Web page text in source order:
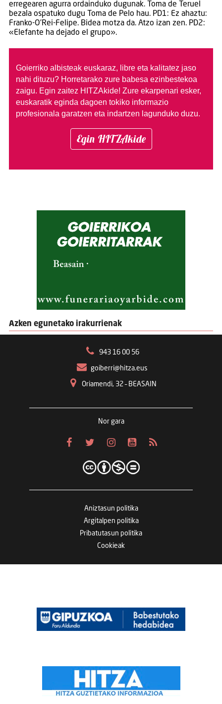
erregearen agurra ordainduko dugunak. Toma de Teruel
bezala ospatuko dugu Toma de Pelo hau. PD1: Ez ahaztu:
Franko-O’Rei-Felipe. Bidea motza da. Atzo izan zen. PD2:
«Elefante ha dejado el grupo».
Goierriko albisteak euskaraz, libre eta kalitatez jaso
nahi dituzu? Horretarako zure babesa ezinbestekoa
zaigu. Egin zaitez HITZAkide! Zure ekarpenari esker,
euskaratik eginda dagoen tokiko informazio
profesionala garatzen eta indartzen lagunduko duzu.
Egin HITZAkide
Azken egunetako irakurrienak
943 16 00 56
goiberri@hitza.eus
Oriamendi, 32 – BEASAIN
Nor gara
Aniztasun politika
Argitalpen politika
Pribatutasun politika
Cookieak